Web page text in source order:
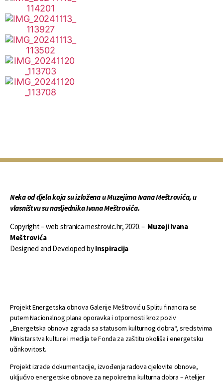
Neka od djela koja su izložena u Muzejima Ivana Meštrovića, u
vlasništvu su nasljednika Ivana Meštrovića.
Copyright – web stranica mestrovic.hr, 2020. – Muzeji Ivana
Meštrovića
Designed and Developed byInspiracija
Projekt Energetska obnova Galerije Meštrović u Splitu financira se
putem Nacionalnog plana oporavka i otpornosti kroz poziv
„Energetska obnova zgrada sa statusom kulturnog dobra“, sredstvima
Ministarstva kulture i medija te Fonda za zaštitu okoliša i energetsku
učinkovitost.
Projekt izrade dokumentacije, izvođenja radova cjelovite obnove,
uključivo energetske obnove za nepokretna kulturna dobra – Atelijer